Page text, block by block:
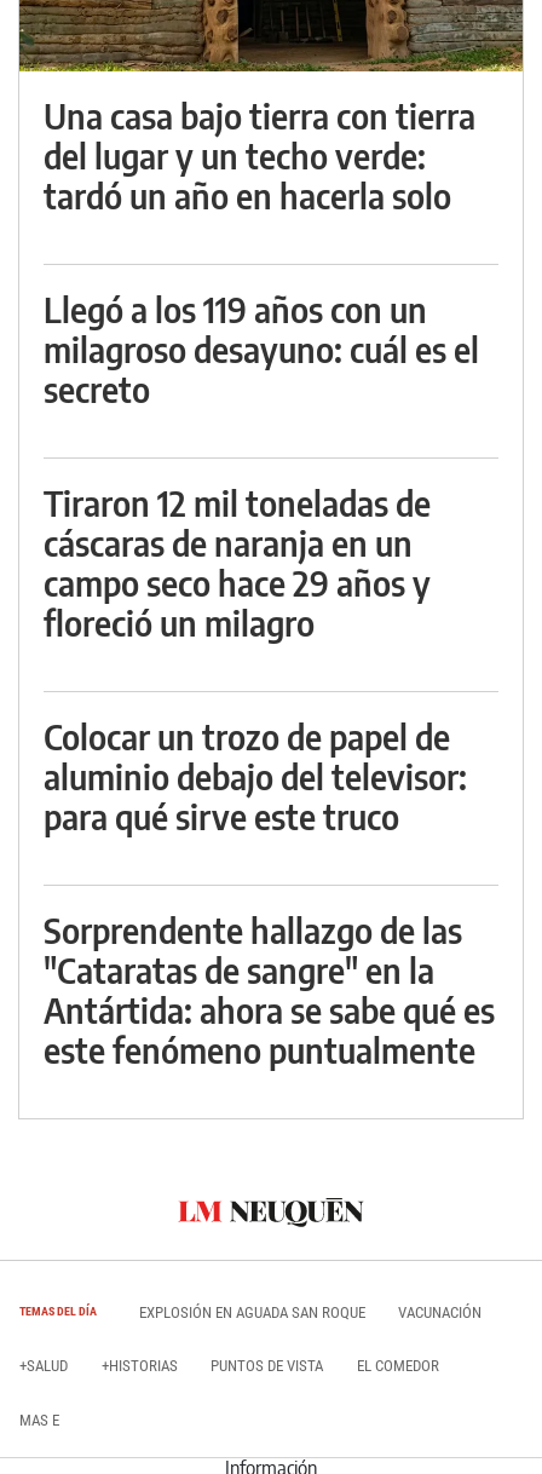
Una casa bajo tierra con tierra
del lugar y un techo verde:
tardó un año en hacerla solo
Llegó a los 119 años con un
milagroso desayuno: cuál es el
secreto
Tiraron 12 mil toneladas de
cáscaras de naranja en un
campo seco hace 29 años y
floreció un milagro
Colocar un trozo de papel de
aluminio debajo del televisor:
para qué sirve este truco
Sorprendente hallazgo de las
"Cataratas de sangre" en la
Antártida: ahora se sabe qué es
este fenómeno puntualmente
TEMAS DEL DÍA EXPLOSIÓN EN AGUADA SAN ROQUE VACUNACIÓN
+SALUD +HISTORIAS PUNTOS DE VISTA EL COMEDOR
MAS E
Información